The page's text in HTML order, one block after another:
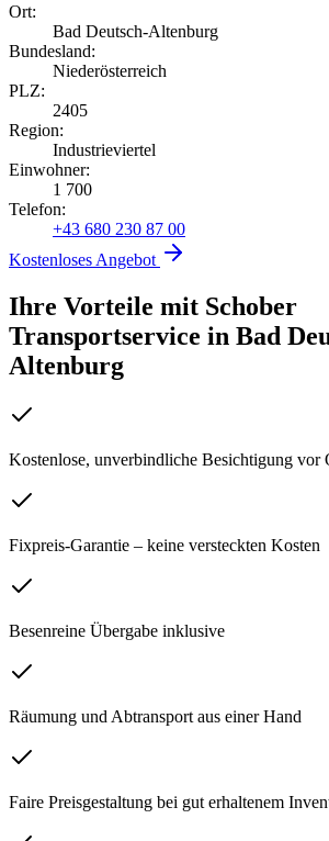
Ort:
Bad Deutsch-Altenburg
Bundesland:
Niederösterreich
PLZ:
2405
Region:
Industrieviertel
Einwohner:
1 700
Telefon:
+43 680 230 87 00
Kostenloses Angebot
Ihre Vorteile mit Schober
Transportservice in Bad
Altenburg
Kostenlose, unverbindliche Besichtigung vor
Fixpreis-Garantie – keine versteckten Kosten
Besenreine Übergabe inklusive
Räumung und Abtransport aus einer Hand
Faire Preisgestaltung bei gut erhaltenem